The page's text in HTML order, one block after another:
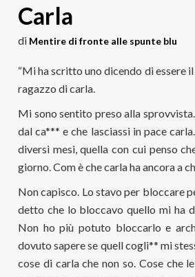
Carla
di Mentire di fronte alle spunte blu
“Mi ha scritto uno dicendo di essere
ragazzo di carla.
Mi sono sentito preso alla
dal ca*** e che lasciassi in pace
diversi mesi, quella con cui penso
giorno. Com è che carla ha ancora a
Non capisco. Lo stavo per bloccare
detto che lo bloccavo quello mi ha
Non ho più potuto bloccarlo e
dovuto sapere se quell cogli** mi
cose di carla che non so. Cose che